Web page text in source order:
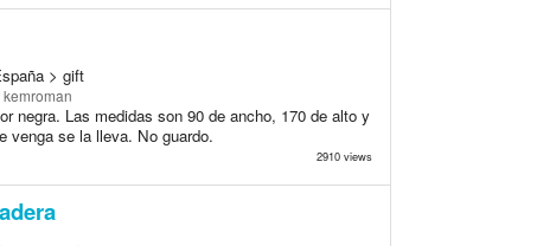
> gift
negra. Las medidas son 90 de ancho, 170 de alto y
venga se la lleva. No guardo.
2910 views